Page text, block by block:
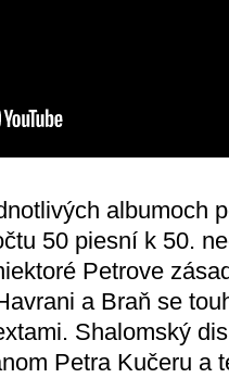
albumoch
50 piesní k 50.
Petrove
a Braň se
Shalomský
Petra Kučeru a